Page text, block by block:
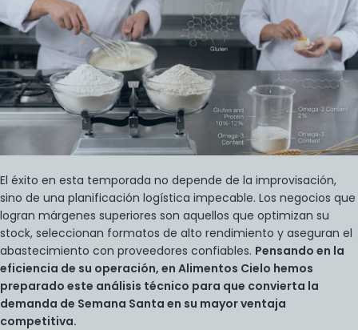
El éxito en esta temporada no depende de la improvisación,
sino de una planificación logística impecable. Los negocios que
logran márgenes superiores son aquellos que optimizan su
stock, seleccionan formatos de alto rendimiento y aseguran el
abastecimiento con proveedores confiables. Pensando en la
eficiencia de su operación, en Alimentos Cielo hemos
preparado este análisis técnico para que convierta la
demanda de Semana Santa en su mayor ventaja
competitiva.